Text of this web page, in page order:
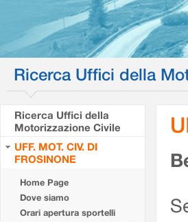
Ricerca Uffici della
Ricerca Uffici della
Motorizzazione Civile
UFF. MOT. CIV. DI
FROSINONE
Home Page
Dove siamo
Orari apertura sportelli